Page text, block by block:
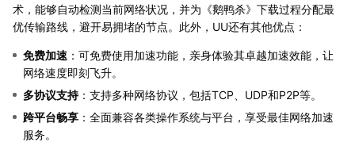
术，能够自动检测当前网络状况，并为《鹅鸭杀》下载过程分配最
优传输路线，避开易拥堵的节点。此外，UU还有其他优点：
免费加速 ：可免费使用加速功能，亲身体验其卓越加速效能，让
网络速度即刻飞升。
多协议支持：支持多种网络协议，包括TCP、UDP和P2P等。
跨平台畅享 ：全面兼容各类操作系统与平台，享受最佳网络加速
服务。